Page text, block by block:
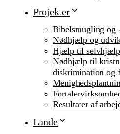
Projekter
Bibelsmugling og
Nødhjælp og
Hjælp til selvhjælp
Nødhjælp til
diskrimination og
Resultater af
Lande